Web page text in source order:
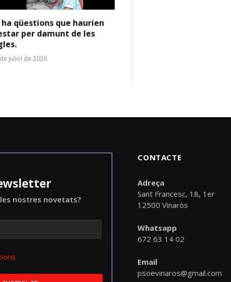
ha qüestions que haurien
per damunt de les
juliol de 2026
nostres novetats?
CONTACTE
Adreça
Sant Francesc, 18, 1er
12500 Vinaròs
Whatsapp
672 63 14 02
Email
psoevinaros@gmail.com